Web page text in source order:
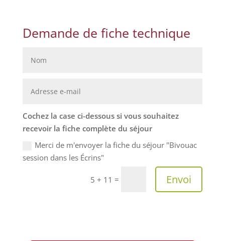
Demande de fiche technique
Cochez la case ci-dessous si vous souhaitez
recevoir la fiche complète du séjour
Merci de m'envoyer la fiche du séjour "Bivouac
session dans les Écrins"
5 + 11 = Envoi